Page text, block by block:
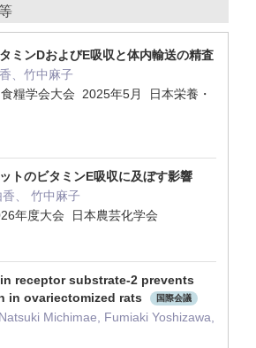
ミンDおよびE吸収と体内輸送の精査
、竹中麻子
糧学会大会 2025年5月 日本栄養・
トのビタミンE吸収に及ぼす影響
、 竹中麻子
年度大会 日本農芸化学会
receptor substrate-2 prevents
in ovariectomized rats
国際会議
Michimae, Fumiaki Yoshizawa,